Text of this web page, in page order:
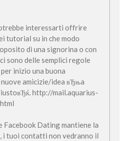
interessarti offrire
tutorial su in che modo
di una signorina o con
sono delle semplici regole
inizio una buona
amicizie/idea вЂњa
http://mail.aquarius-
Facebook Dating mantiene la
i tuoi contatti non vedranno il